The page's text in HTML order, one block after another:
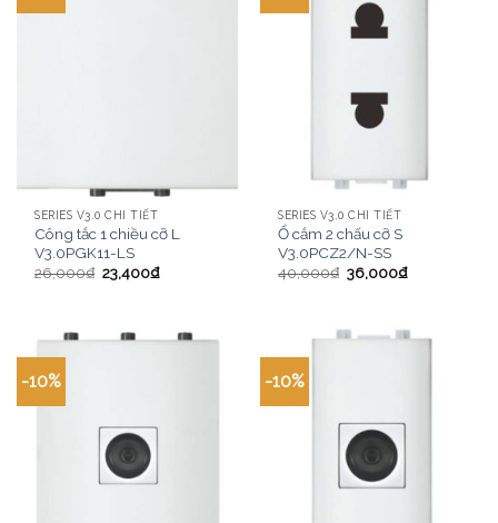
SERIES V3.0 CHI TIẾT
Công tắc 1 chiều cỡ L
V3.0PGK11-LS
26,000₫ 23,400₫
SERIES V3.0 CHI TIẾT
Ổ cắm 2 chấu cỡ S
V3.0PCZ2/N-SS
40,000₫ 36,000₫
-10% -10%